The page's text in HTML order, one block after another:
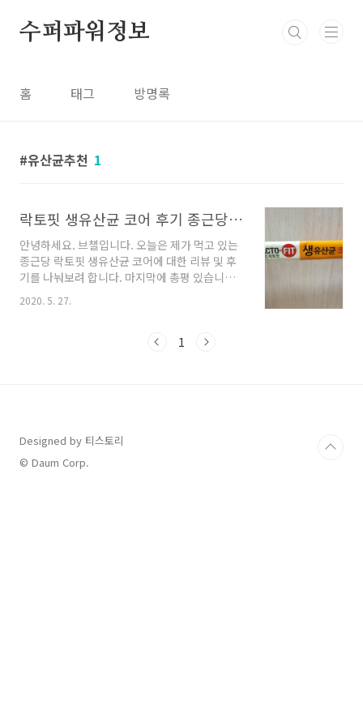
수퍼파워정보
홈 태그 방명록
유산균추천 1
락토핏 생유산균 코어 후기 종근당케어(광고X)
안녕하세요. 브챌입니다. 오늘은 제가 먹고 있는
종근당 락토핏 생유산균 코어에 대한 리뷰 및 후
기를 나눠보려 합니다. 마지막에 총평 있습니다.
1. 락토핏 생유산균 코어 제가 구입한 락토핏 생
유산균 코어입니다. 종근당 케어에서 32,800원
사이트들은 상당히 저렴한 가격에 판매를 하더군
서 유산균 제조 중 프롤린이라는 아미노산을 첨
가하여 균주 자체의 내산성, 내담즙성 및 안정성
을 향상 시켰다고 하네요. 한마디로 장까지 안전
2020. 5. 27.
1
Designed by 티스토리
© Daum Corp.